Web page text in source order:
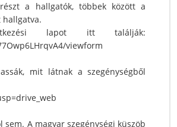
a hallgatók, többek között a
hallgatva.
lapot itt találják:
viewform
mit látnak a szegénységből
A magyar szegénységi küszöb